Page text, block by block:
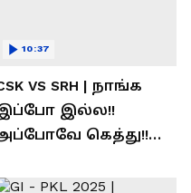
VS SRH | நாங்க
இல்ல!!
கெத்து!!
ரசிகர்கள்
10:37